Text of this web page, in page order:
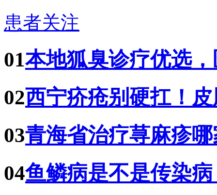
患者关注
01本地狐臭诊疗优选
02西宁疥疮别硬扛！
03青海省治疗荨麻疹
04鱼鳞病是不是传染